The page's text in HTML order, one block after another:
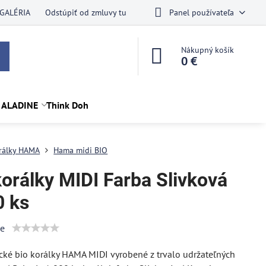
GALÉRIA Odstúpiť od zmluvy tu Panel používateľa
Nákupný košík
0 €
Think Doh
HAMA Hama midi BIO
MIDI Farba Slivková
ks
bio korálky HAMA MIDI vyrobené z trvalo udržateľných